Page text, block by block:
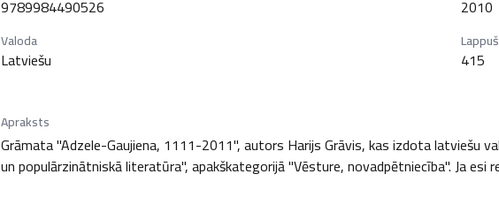
9789984490526 2010
Valoda
Latviešu 415
Apraksts
Grāmata "Adzele-Gaujiena, 1111-2011", autors Harijs Grāvis, kas izdota latviešu
un populārzinātniskā literatūra", apakškategorijā "Vēsture, novadpētniecība". Ja